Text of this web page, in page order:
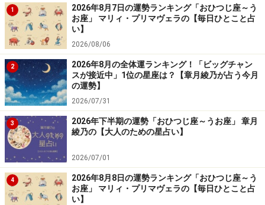
2024年9月2日の運勢「うお座」
洋服とさわやかな笑顔で清潔感をアピール。周囲の支持
が得られるはず。
＞【2024年下半期の運勢】を見る
＞【2024年9月1日～9月30日の金運アップ法】を占う
5位：ふたご座／双子座（5月21日～6月21
日生まれ）
1
2026年8月7日の運勢ランキング「おひつじ座～う
お座」 マリィ・プリマヴェラの【毎日ひとこと占
い】
2026/08/06
2
2026年8月の全体運ランキング！「ビッグチャン
スが接近中」1位の星座は？【章月綾乃が占う今月
の運勢】
2026/07/31
3
2026年下半期の運勢「おひつじ座～うお座」 章月
綾乃の【大人のための星占い】
2026/07/01
4
2026年8月8日の運勢ランキング「おひつじ座～う
お座」 マリィ・プリマヴェラの【毎日ひとこと占
い】